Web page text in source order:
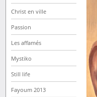
Christ en ville
Passion
Les affamés
Mystiko
Still life
Fayoum 2013